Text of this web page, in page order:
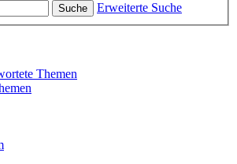
Suche Erweiterte Suche
Themen